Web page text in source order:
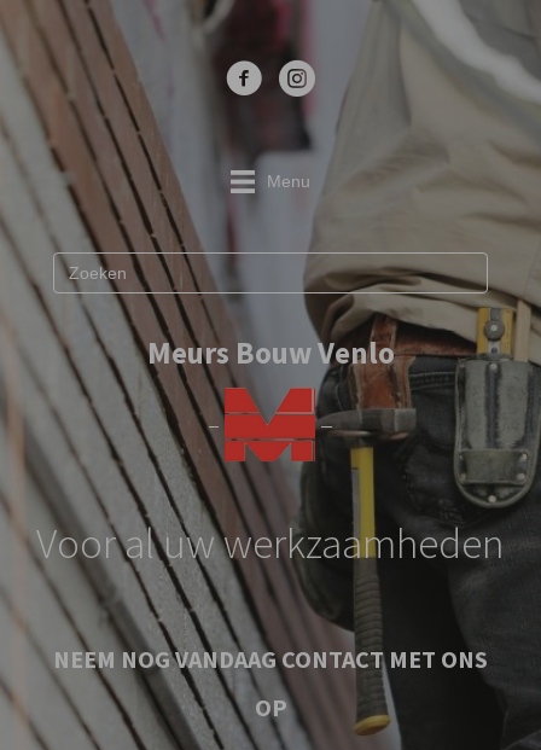
Menu
Meurs Bouw Venlo
Voor al uw werkzaamheden
NEEM NOG VANDAAG CONTACT MET ONS
OP